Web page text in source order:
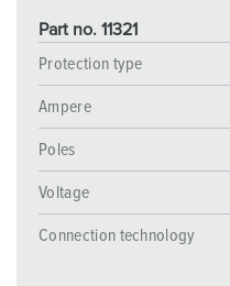
Part no. 11321
Protection type
Ampere
Poles
Voltage
Connection technology